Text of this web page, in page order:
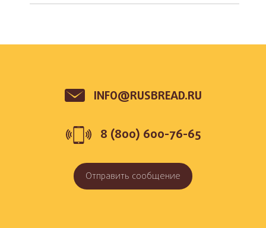
INFO@RUSBREAD.RU
8 (800) 600-76-65
Отправить сообщение